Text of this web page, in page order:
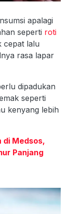
apalagi
seperti roti
cepat lalu
rasa lapar
dipadukan
seperti
kenyang lebih
di Medsos,
Panjang